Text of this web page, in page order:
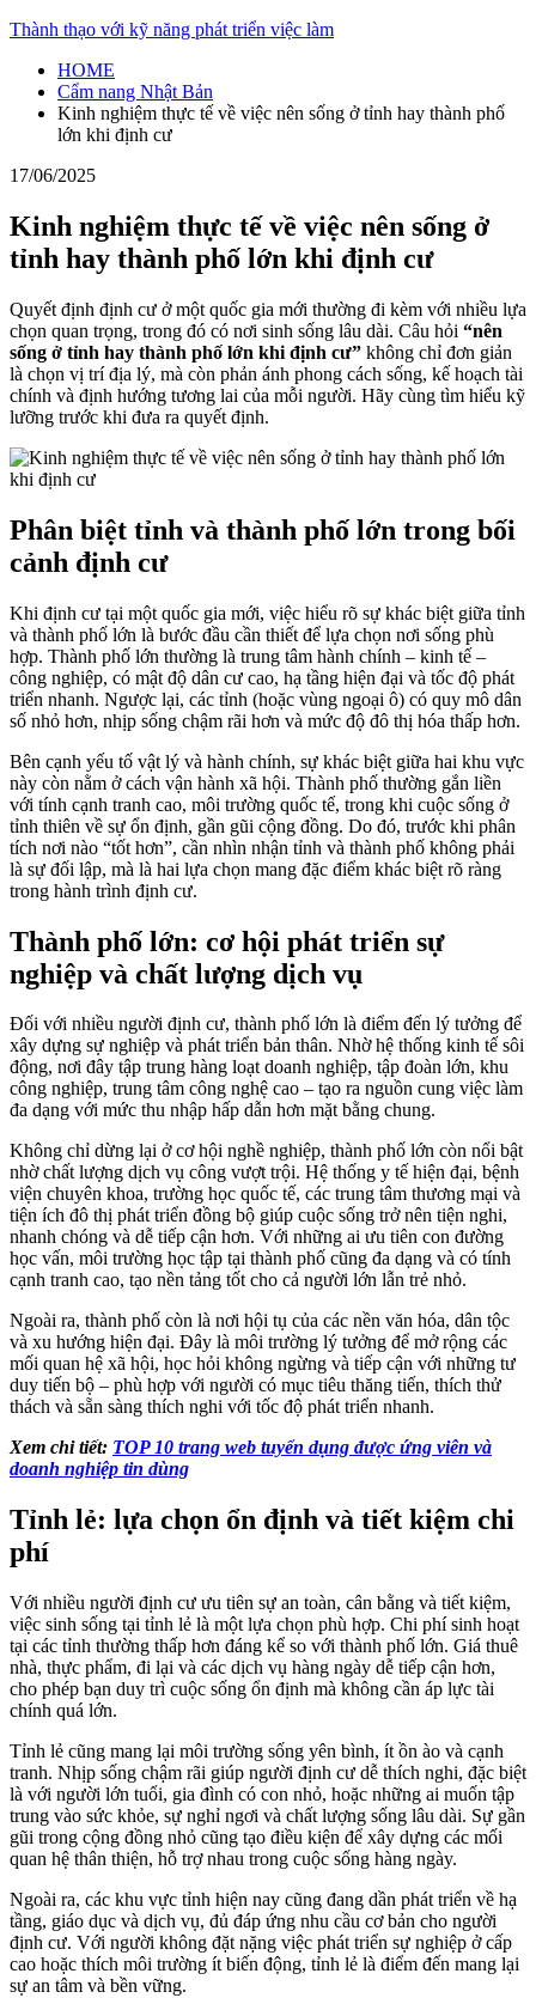
Skip
content
Thành thạo với kỹ năng phát triển việc làm
HOME
Cẩm nang Nhật Bản
Kinh nghiệm thực tế về việc nên sống ở tỉnh hay thành phố
lớn khi định cư
17/06/2025
Kinh nghiệm thực tế về việc nên sống ở
tỉnh hay thành phố lớn khi định cư
Quyết định định cư ở một quốc gia mới thường đi kèm với nhiều lựa
chọn quan trọng, trong đó có nơi sinh sống lâu dài. Câu hỏi “nên
sống ở tỉnh hay thành phố lớn khi định cư” không chỉ đơn giản
là chọn vị trí địa lý, mà còn phản ánh phong cách sống, kế hoạch tài
chính và định hướng tương lai của mỗi người. Hãy cùng tìm hiểu kỹ
lưỡng trước khi đưa ra quyết định.
Phân biệt tỉnh và thành phố lớn trong bối
cảnh định cư
Khi định cư tại một quốc gia mới, việc hiểu rõ sự khác biệt giữa tỉnh
và thành phố lớn là bước đầu cần thiết để lựa chọn nơi sống phù
hợp. Thành phố lớn thường là trung tâm hành chính – kinh tế –
công nghiệp, có mật độ dân cư cao, hạ tầng hiện đại và tốc độ phát
triển nhanh. Ngược lại, các tỉnh (hoặc vùng ngoại ô) có quy mô dân
số nhỏ hơn, nhịp sống chậm rãi hơn và mức độ đô thị hóa thấp hơn.
Bên cạnh yếu tố vật lý và hành chính, sự khác biệt giữa hai khu vực
này còn nằm ở cách vận hành xã hội. Thành phố thường gắn liền
với tính cạnh tranh cao, môi trường quốc tế, trong khi cuộc sống ở
tỉnh thiên về sự ổn định, gần gũi cộng đồng. Do đó, trước khi phân
tích nơi nào “tốt hơn”, cần nhìn nhận tỉnh và thành phố không phải
là sự đối lập, mà là hai lựa chọn mang đặc điểm khác biệt rõ ràng
trong hành trình định cư.
Thành phố lớn: cơ hội phát triển sự
nghiệp và chất lượng dịch vụ
Đối với nhiều người định cư, thành phố lớn là điểm đến lý tưởng để
xây dựng sự nghiệp và phát triển bản thân. Nhờ hệ thống kinh tế sôi
động, nơi đây tập trung hàng loạt doanh nghiệp, tập đoàn lớn, khu
công nghiệp, trung tâm công nghệ cao – tạo ra nguồn cung việc làm
đa dạng với mức thu nhập hấp dẫn hơn mặt bằng chung.
Không chỉ dừng lại ở cơ hội nghề nghiệp, thành phố lớn còn nổi bật
nhờ chất lượng dịch vụ công vượt trội. Hệ thống y tế hiện đại, bệnh
viện chuyên khoa, trường học quốc tế, các trung tâm thương mại và
tiện ích đô thị phát triển đồng bộ giúp cuộc sống trở nên tiện nghi,
nhanh chóng và dễ tiếp cận hơn. Với những ai ưu tiên con đường
học vấn, môi trường học tập tại thành phố cũng đa dạng và có tính
cạnh tranh cao, tạo nền tảng tốt cho cả người lớn lẫn trẻ nhỏ.
Ngoài ra, thành phố còn là nơi hội tụ của các nền văn hóa, dân tộc
và xu hướng hiện đại. Đây là môi trường lý tưởng để mở rộng các
mối quan hệ xã hội, học hỏi không ngừng và tiếp cận với những tư
duy tiến bộ – phù hợp với người có mục tiêu thăng tiến, thích thử
thách và sẵn sàng thích nghi với tốc độ phát triển nhanh.
Xem chi tiết: TOP 10 trang web tuyển dụng được ứng viên và
doanh nghiệp tin dùng
Tỉnh lẻ: lựa chọn ổn định và tiết kiệm chi
phí
Với nhiều người định cư ưu tiên sự an toàn, cân bằng và tiết kiệm,
việc sinh sống tại tỉnh lẻ là một lựa chọn phù hợp. Chi phí sinh hoạt
tại các tỉnh thường thấp hơn đáng kể so với thành phố lớn. Giá thuê
nhà, thực phẩm, đi lại và các dịch vụ hàng ngày dễ tiếp cận hơn,
cho phép bạn duy trì cuộc sống ổn định mà không cần áp lực tài
chính quá lớn.
Tỉnh lẻ cũng mang lại môi trường sống yên bình, ít ồn ào và cạnh
tranh. Nhịp sống chậm rãi giúp người định cư dễ thích nghi, đặc biệt
là với người lớn tuổi, gia đình có con nhỏ, hoặc những ai muốn tập
trung vào sức khỏe, sự nghỉ ngơi và chất lượng sống lâu dài. Sự gần
gũi trong cộng đồng nhỏ cũng tạo điều kiện để xây dựng các mối
quan hệ thân thiện, hỗ trợ nhau trong cuộc sống hàng ngày.
Ngoài ra, các khu vực tỉnh hiện nay cũng đang dần phát triển về hạ
tầng, giáo dục và dịch vụ, đủ đáp ứng nhu cầu cơ bản cho người
định cư. Với người không đặt nặng việc phát triển sự nghiệp ở cấp
cao hoặc thích môi trường ít biến động, tỉnh lẻ là điểm đến mang lại
sự an tâm và bền vững.